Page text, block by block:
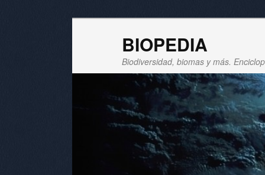
BIOPEDIA
Biodiversidad, biomas y más.